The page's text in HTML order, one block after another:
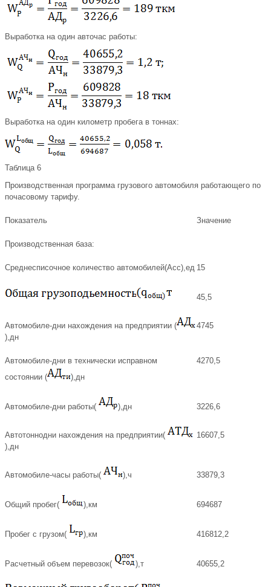
Выработка на один авточас работы:
Выработка на один километр пробега в тоннах:
Таблица 6
Производственная программа грузового автомобиля работающего по
почасовому тарифу.
Показатель Значение
Производственная база:
Среднесписочное количество автомобилей(Асс),ед 15
45,5
Автомобиле-дни нахождения на предприятии (
),дн
4745
Автомобиле-дни в технически исправном
состоянии (
),дн
4270,5
Автомобиле-дни работы( ),дн 3226,6
Автотоннодни нахождения на предприятии(
),дн
16607,5
Автомобиле-часы работы( ),ч 33879,3
Общий пробег( ),км 694687
Пробег с грузом( ),км 416812,2
Расчетный объем перевозок( ),т 40655,2